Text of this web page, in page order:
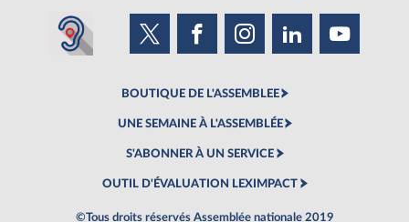
BOUTIQUE DE L'ASSEMBLEE
UNE SEMAINE À L'ASSEMBLÉE
S'ABONNER À UN SERVICE
OUTIL D'ÉVALUATION LEXIMPACT
©Tous droits réservés Assemblée nationale 2019